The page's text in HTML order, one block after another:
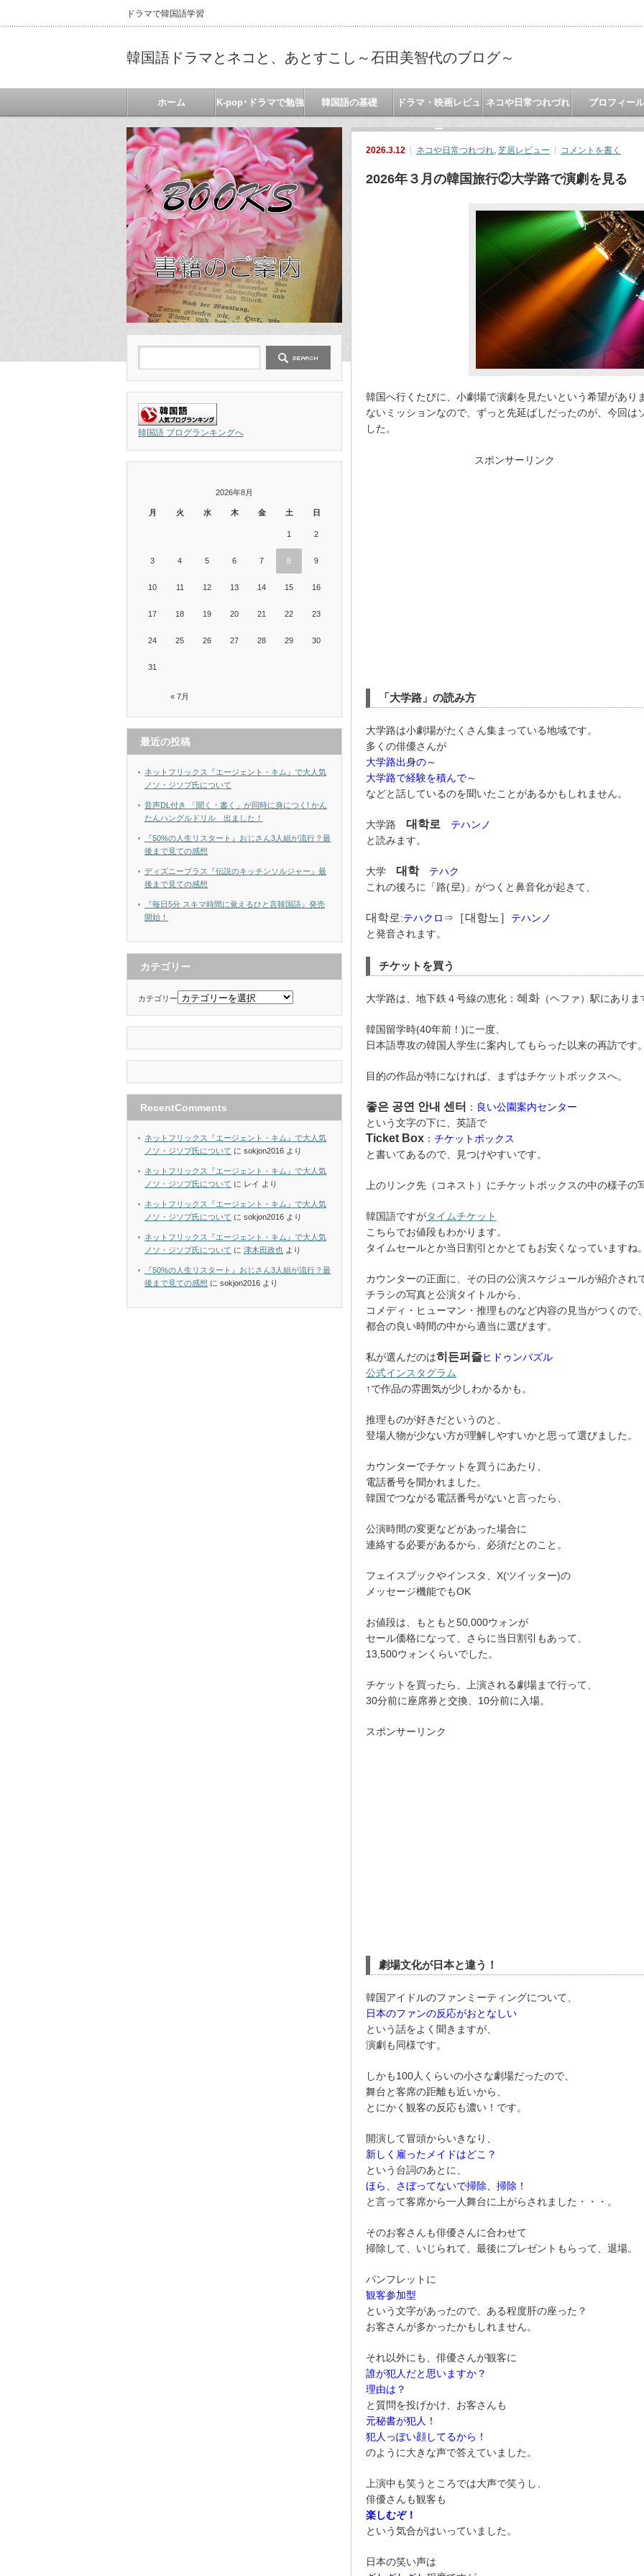
ドラマで韓国語学習
韓国語ドラマとネコと、あとすこし～石田美智代のブログ～
ホーム K-pop･ドラマで勉強 韓国語の基礎 ドラマ・映画レビュ
ー
ネコや日常つれづれ プロフィール
2026.3.12 ネコや日常つれづれ, 芝居レビュー コメントを書く
2026年３月の韓国旅行②大学路で演劇を見る
韓国へ行くたびに、小劇場で演劇を見たいという希望があり
ないミッションなので、ずっと先延ばしだったのが、今回は
した。
スポンサーリンク
「大学路」の読み方
大学路は小劇場がたくさん集まっている地域です。
多くの俳優さんが
大学路出身の～
大学路で経験を積んで～
などと話しているのを聞いたことがあるかもしれません。
大学路 대학로
テハンノ
と読みます。
大学 대학
テハク
これの後ろに「路(로)」がつくと鼻音化が起きて、
대학로:テハクロ ⇒ ［대항노］ テハンノ
と発音されます。
チケットを買う
大学路は、地下鉄４号線の恵化： 혜화 （ヘファ）駅にありま
韓国留学時(40年前！)に一度、
日本語専攻の韓国人学生に案内してもらった以来の再訪です
目的の作品が特になければ、まずはチケットボックスへ。
좋은 공연 안내 센터 ： 良い公園案内センター
という文字の下に、英語で
Ticket Box ： チケットボックス
と書いてあるので、見つけやすいです。
上のリンク先（コネスト）にチケットボックスの中の様子の
韓国語ですがタイムチケット
こちらでお値段もわかります。
タイムセールとか当日割引とかとてもお安くなっていますね
カウンターの正面に、その日の公演スケジュールが紹介され
チラシの写真と公演タイトルから、
コメディ・ヒューマン・推理ものなど内容の見当がつくので
都合の良い時間の中から適当に選びます。
私が選んだのは히든퍼즐ヒドゥンパズル
公式インスタグラム
↑で作品の雰囲気が少しわかるかも。
推理ものが好きだというのと、
登場人物が少ない方が理解しやすいかと思って選びました。
カウンターでチケットを買うにあたり、
電話番号を聞かれました。
韓国でつながる電話番号がないと言ったら、
公演時間の変更などがあった場合に
連絡する必要があるから、必須だとのこと。
フェイスブックやインスタ、X(ツイッター)の
メッセージ機能でもOK
お値段は、もともと50,000ウォンが
セール価格になって、さらに当日割引もあって、
13,500ウォンくらいでした。
チケットを買ったら、上演される劇場まで行って、
30分前に座席券と交換、10分前に入場。
スポンサーリンク
劇場文化が日本と違う！
韓国アイドルのファンミーティングについて、
日本のファンの反応がおとなしい
という話をよく聞きますが、
演劇も同様です。
しかも100人くらいの小さな劇場だったので、
舞台と客席の距離も近いから、
とにかく観客の反応も濃い！です。
開演して冒頭からいきなり、
新しく雇ったメイドはどこ？
という台詞のあとに、
ほら、さぼってないで掃除、掃除！
と言って客席から一人舞台に上がらされました・・・。
そのお客さんも俳優さんに合わせて
掃除して、いじられて、最後にプレゼントもらって、退場。
パンフレットに
観客参加型
という文字があったので、ある程度肝の座った？
お客さんが多かったかもしれません。
それ以外にも、俳優さんが観客に
誰が犯人だと思いますか？
理由は？
と質問を投げかけ、お客さんも
元秘書が犯人！
犯人っぽい顔してるから！
のように大きな声で答えていました。
上演中も笑うところでは大声で笑うし、
俳優さんも観客も
楽しむぞ！
という気合がはいっていました。
日本の笑い声は
韓国語 ブログランキングへ
2026年8月
月 火 水 木 金 土 日
« 7月
1 2
3 4 5 6 7 8 9
10 11 12 13 14 15 16
17 18 19 20 21 22 23
24 25 26 27 28 29 30
31
最近の投稿
ネットフリックス『エージェント・キム』で大人気
ノソ・ジソプ氏について
音声DL付き 「聞く・書く」が同時に身につく! かん
たんハングルドリル 出ました！
『50%の人生リスタート』おじさん3人組が流行？最
後まで見ての感想
ディズニープラス『伝説のキッチンソルジャー』最
後まで見ての感想
『毎日5分 スキマ時間に覚えるひと言韓国語』発売
開始！
カテゴリー
カテゴリー
RecentComments
ネットフリックス『エージェント・キム』で大人気
ノソ・ジソプ氏について に sokjon2016 より
ネットフリックス『エージェント・キム』で大人気
ノソ・ジソプ氏について に レイ より
ネットフリックス『エージェント・キム』で大人気
ノソ・ジソプ氏について に sokjon2016 より
ネットフリックス『エージェント・キム』で大人気
ノソ・ジソプ氏について に 津木田政也 より
『50%の人生リスタート』おじさん3人組が流行？最
後まで見ての感想 に sokjon2016 より